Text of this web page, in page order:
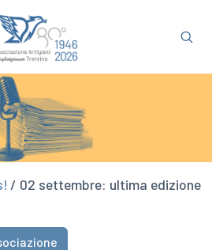
/ 02 settembre: ultima edizione